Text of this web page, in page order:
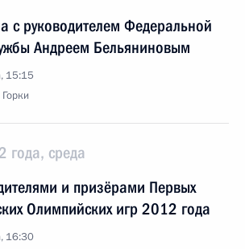
с руководителем Федеральной
Андреем Бельяниновым
15:15
года, среда
и призёрами Первых
Олимпийских игр 2012 года
16:30